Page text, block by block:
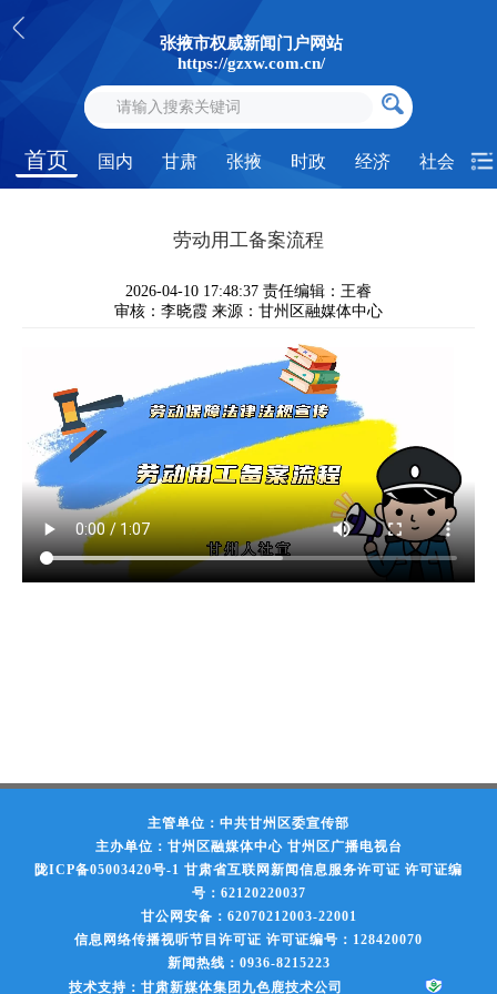
张掖市权威新闻门户网站
https://gzxw.com.cn/
首页 国内 甘肃 张掖 时政 经济 社会
劳动用工备案流程
2026-04-10 17:48:37 责任编辑：王睿
审核：李晓霞 来源：甘州区融媒体中心
主管单位：中共甘州区委宣传部
主办单位：甘州区融媒体中心 甘州区广播电视台
陇ICP备05003420号-1 甘肃省互联网新闻信息服务许可证 许可证编
号：62120220037
甘公网安备：62070212003-22001
信息网络传播视听节目许可证 许可证编号：128420070
新闻热线：0936-8215223
技术支持：甘肃新媒体集团九色鹿技术公司